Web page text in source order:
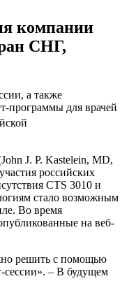
компании
СНГ,
а также
программы для врачей
J. P. Kastelein, MD,
российских
CTS 3010 и
стало возможным
Во время
на веб-
решить с помощью
сессии». – В будущем